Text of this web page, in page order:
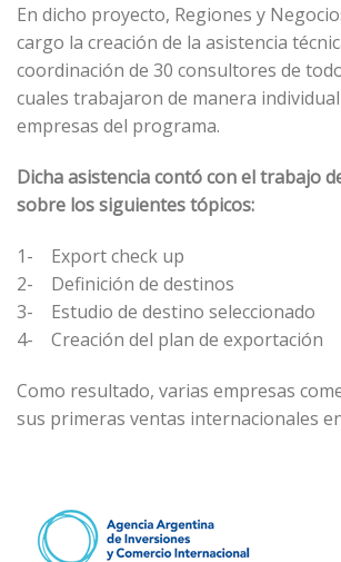
En dicho proyecto, Regiones y
cargo la creación de la asistencia
coordinación de 30 consultores de
cuales trabajaron de manera
empresas del programa.
Dicha asistencia contó con el trabajo
sobre los siguientes tópicos:
1- Export check up
2- Definición de destinos
3- Estudio de destino seleccionado
4- Creación del plan de exportación
Como resultado, varias empresas
sus primeras ventas internacionales